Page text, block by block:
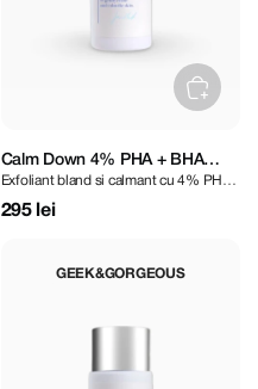
Calm Down 4% PHA + BHA
Liquid
Exfoliant bland si calmant cu 4% PHA
+ BHA 30 ml
295 lei
GEEK&GORGEOUS